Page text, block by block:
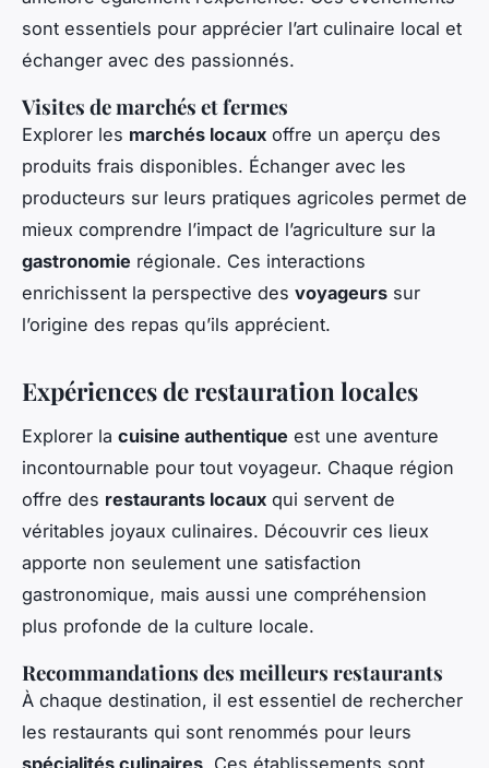
sont essentiels pour apprécier l’art culinaire local et
échanger avec des passionnés.
Visites de marchés et fermes
Explorer les marchés locaux offre un aperçu des
produits frais disponibles. Échanger avec les
producteurs sur leurs pratiques agricoles permet de
mieux comprendre l’impact de l’agriculture sur la
gastronomie régionale. Ces interactions
enrichissent la perspective des voyageurs sur
l’origine des repas qu’ils apprécient.
Expériences de restauration locales
Explorer la cuisine authentique est une aventure
incontournable pour tout voyageur. Chaque région
offre des restaurants locaux qui servent de
véritables joyaux culinaires. Découvrir ces lieux
apporte non seulement une satisfaction
gastronomique, mais aussi une compréhension
plus profonde de la culture locale.
Recommandations des meilleurs restaurants
À chaque destination, il est essentiel de rechercher
les restaurants qui sont renommés pour leurs